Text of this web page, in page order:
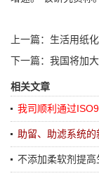
上一篇： 生活用纸
下一篇： 我国将加
相关文章
我司顺利通过
助留、助滤系统的
不添加柔软剂提